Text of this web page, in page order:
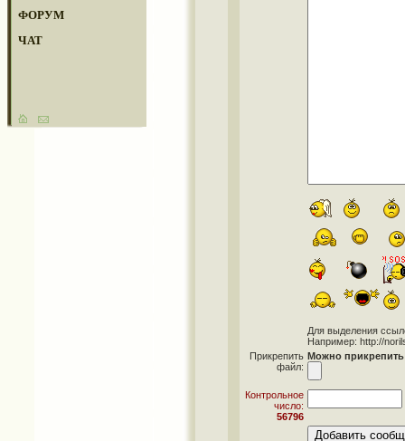
ФОРУМ
ЧАТ
Для выделения
Например: http://
Прикрепить
файл:
Можно
Контрольное
число:
56796